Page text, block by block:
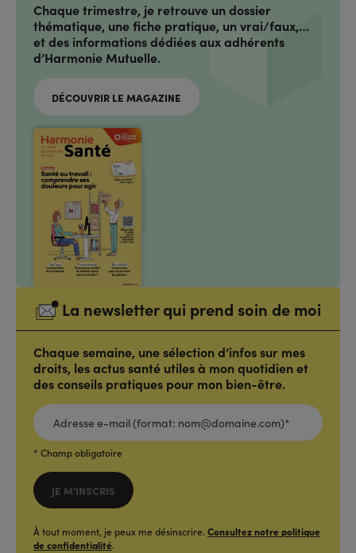
Chaque trimestre, je retrouve un dossier
thématique, une fiche pratique, un vrai/faux,…
et des informations dédiées aux adhérents
d’Harmonie Mutuelle.
DÉCOUVRIR LE MAGAZINE
La newsletter qui prend soin de moi
Chaque semaine, une sélection d’infos sur mes
droits, les actus santé utiles à mon quotidien et
des conseils pratiques pour mon bien-être.
ADRESSE
E-
MAIL
(FORMAT:
NOM@DOMAINE.COM)*
* Champ obligatoire
JE M'INSCRIS
À tout moment, je peux me désinscrire. Consultez notre politique
de confidentialité.